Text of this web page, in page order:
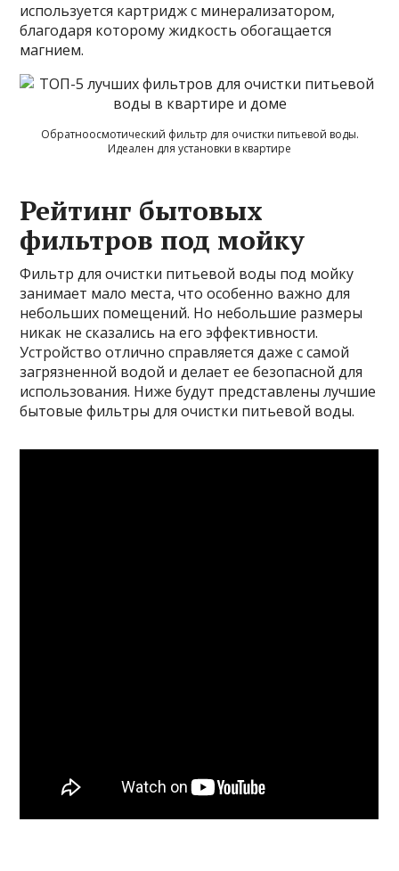
используется картридж с минерализатором,
благодаря которому жидкость обогащается
магнием.
Обратноосмотический фильтр для очистки питьевой воды.
Идеален для установки в квартире
Рейтинг бытовых
фильтров под мойку
Фильтр для очистки питьевой воды под мойку
занимает мало места, что особенно важно для
небольших помещений. Но небольшие размеры
никак не сказались на его эффективности.
Устройство отлично справляется даже с самой
загрязненной водой и делает ее безопасной для
использования. Ниже будут представлены лучшие
бытовые фильтры для очистки питьевой воды.